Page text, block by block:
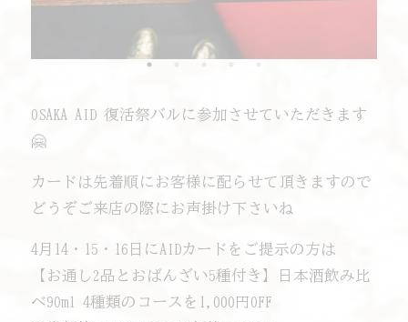
OSAKA AID 復活祭バルに参加させていただきます
🤗
カードは先着順にお客様に配らせて頂きますので
どうぞご来店の際にお声掛け下さいね️
4月14・15・16日にAIDカードをご提示の方は
【お通し2品とおばんざい5種付き】日本酒飲み比
べ90ml 4種類のコースを1,000円OFF